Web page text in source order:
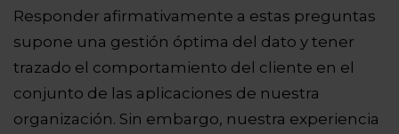
Responder afirmativamente a estas preguntas
supone una gestión óptima del dato y tener
trazado el comportamiento del cliente en el
conjunto de las aplicaciones de nuestra
organización. Sin embargo, nuestra experiencia